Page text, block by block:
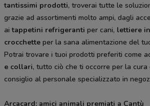
tantissimi prodotti, troverai tutte le
grazie ad assortimenti molto ampi, dagli
aitappetini refrigeranti per cani, lettiere
crocchette per la sana alimentazione del
Potrai trovare i tuoi prodotti preferiti come
e collari, tutto ciò che ti occorre per la cura
consiglio al personale specializzato in
Arcacard: amici animali premiati a Cantù